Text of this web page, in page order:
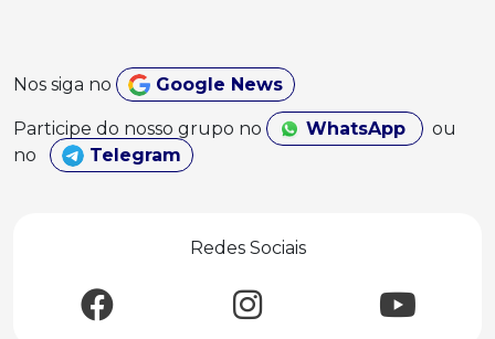
Nos siga no Google News
Participe do nosso grupo no WhatsApp
ou
no
Telegram
Redes Sociais